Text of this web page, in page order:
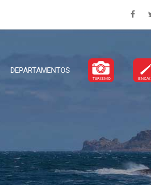
DEPARTAMENTOS
TURISMO